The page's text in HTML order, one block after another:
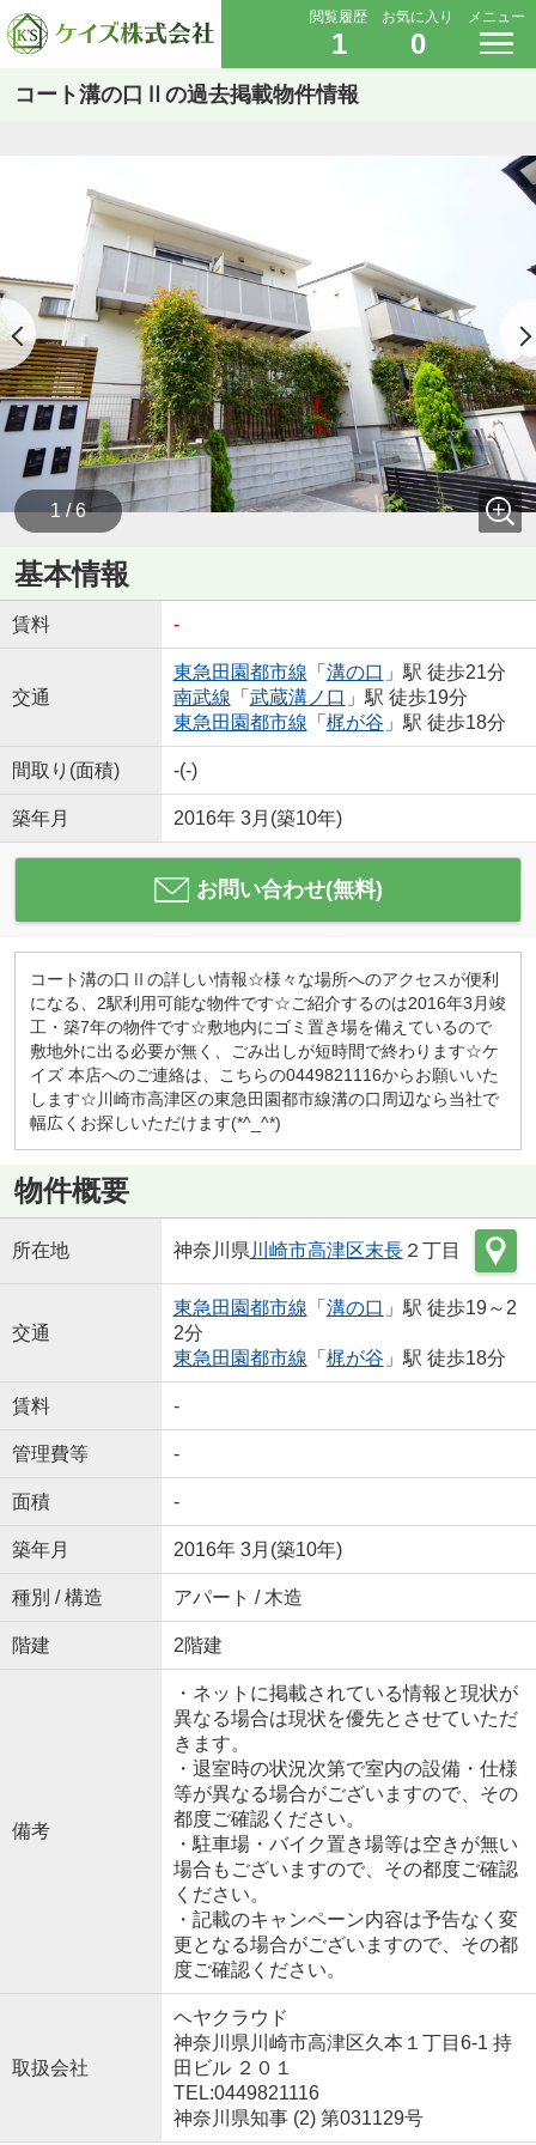
閲覧履歴
1
お気に入り
0
メニュー
コート溝の口Ⅱの過去掲載物件情報
1 / 6
基本情報
賃料 -
交通
東急田園都市線 「 溝の口 」駅 徒歩21分
南武線 「 武蔵溝ノ口 」駅 徒歩19分
東急田園都市線 「 梶が谷 」駅 徒歩18分
間取り(面積) -(-)
築年月 2016年 3月(築10年)
お問い合わせ(無料)
コート溝の口Ⅱの詳しい情報☆様々な場所へのアクセスが便利
になる、2駅利用可能な物件です☆ご紹介するのは2016年3月竣
工・築7年の物件です☆敷地内にゴミ置き場を備えているので
敷地外に出る必要が無く、ごみ出しが短時間で終わります☆ケ
イズ 本店へのご連絡は、こちらの0449821116からお願いいた
します☆川崎市高津区の東急田園都市線溝の口周辺なら当社で
幅広くお探しいただけます(*^_^*)
物件概要
所在地 神奈川県 川崎市高津区末長２丁目
交通
東急田園都市線 「 溝の口 」駅 徒歩19～2
2分
東急田園都市線 「 梶が谷 」駅 徒歩18分
賃料 -
管理費等 -
面積 -
築年月 2016年 3月(築10年)
種別 / 構造 アパート / 木造
階建 2階建
備考
・ネットに掲載されている情報と現状が
異なる場合は現状を優先とさせていただ
きます。
・退室時の状況次第で室内の設備・仕様
等が異なる場合がございますので、その
都度ご確認ください。
・駐車場・バイク置き場等は空きが無い
場合もございますので、その都度ご確認
ください。
・記載のキャンペーン内容は予告なく変
更となる場合がございますので、その都
度ご確認ください。
取扱会社
ヘヤクラウド
神奈川県川崎市高津区久本１丁目6-1 持
田ビル ２０１
TEL:0449821116
神奈川県知事 (2) 第031129号